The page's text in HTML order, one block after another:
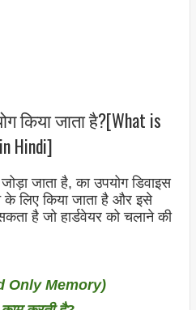
किया जाता है?[What is
Hindi]
जाता है, का उपयोग डिवाइस
के लिए किया जाता है और इसे
है जो हार्डवेयर को चलाने की
Only Memory)